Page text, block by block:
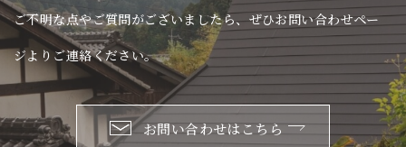
ご不明な点やご質問がございましたら、ぜひお問い合わせペー
ジよりご連絡ください。
お問い合わせはこちら